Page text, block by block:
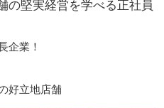
の堅実経営を学べる正社員
企業！
好立地店舗